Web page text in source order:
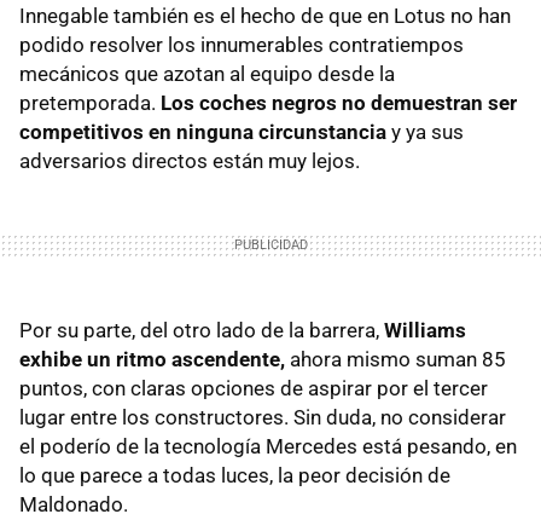
Innegable también es el hecho de que en Lotus no han
podido resolver los innumerables contratiempos
mecánicos que azotan al equipo desde la
pretemporada. Los coches negros no demuestran ser
competitivos en ninguna circunstancia y ya sus
adversarios directos están muy lejos.
Por su parte, del otro lado de la barrera, Williams
exhibe un ritmo ascendente, ahora mismo suman 85
puntos, con claras opciones de aspirar por el tercer
lugar entre los constructores. Sin duda, no considerar
el poderío de la tecnología Mercedes está pesando, en
lo que parece a todas luces, la peor decisión de
Maldonado.